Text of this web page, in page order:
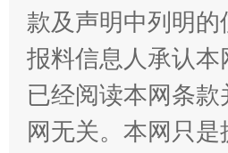
款及声明中列明
报料信息人承认
已经阅读本网条
网无关。本网只